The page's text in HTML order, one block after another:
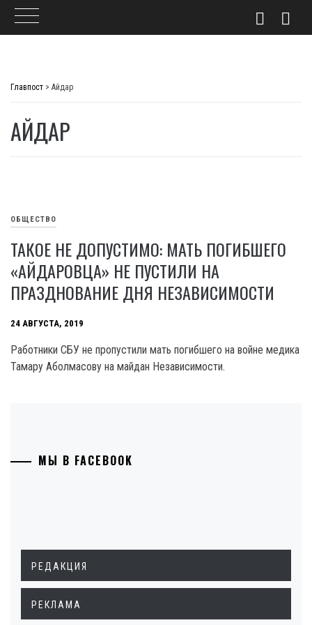
Главпост > Айдар
АЙДАР
ОБЩЕСТВО
ТАКОЕ НЕ ДОПУСТИМО: МАТЬ ПОГИБШЕГО
«АЙДАРОВЦА» НЕ ПУСТИЛИ НА
ПРАЗДНОВАНИЕ ДНЯ НЕЗАВИСИМОСТИ
24 АВГУСТА, 2019
Работники СБУ не пропустили мать погибшего на войне медика
Тамару Аболмасову на майдан Независимости.
МЫ В FACEBOOK
РЕДАКЦИЯ
РЕКЛАМА